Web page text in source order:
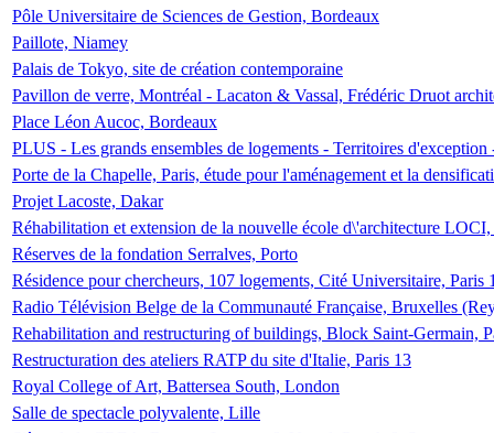
Pôle Universitaire de Sciences de Gestion, Bordeaux
Paillote, Niamey
Palais de Tokyo, site de création contemporaine
Pavillon de verre, Montréal - Lacaton & Vassal, Frédéric Druot
Place Léon Aucoc, Bordeaux
PLUS - Les grands ensembles de logements - Territoires
Porte de la Chapelle, Paris, étude pour l'aménagement et la
Projet Lacoste, Dakar
Réhabilitation et extension de la nouvelle école d\'architecture
Réserves de la fondation Serralves, Porto
Résidence pour chercheurs, 107 logements, Cité Universitaire, Paris
Radio Télévision Belge de la Communauté Française, Bruxelles
Rehabilitation and restructuring of buildings, Block Saint-Germain,
Restructuration des ateliers RATP du site d'Italie, Paris 13
Royal College of Art, Battersea South, London
Salle de spectacle polyvalente, Lille